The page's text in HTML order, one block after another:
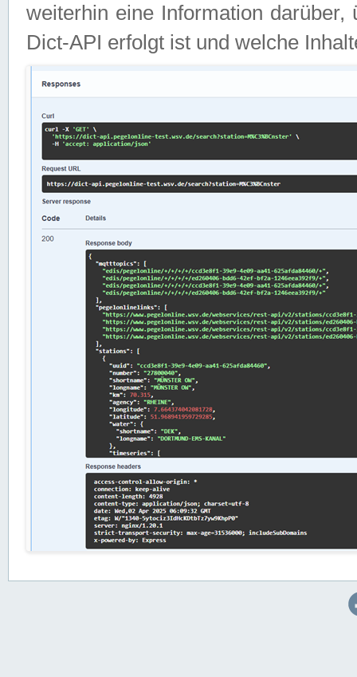
weiterhin eine Information
Dict-API erfolgt ist und welche